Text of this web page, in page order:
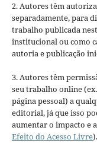
2. Autores têm
separadamente, para
trabalho publicada
institucional ou como
autoria e publicação
3. Autores têm
seu trabalho online
página pessoal) a
editorial, já que isso
aumentar o impacto e
Efeito do Acesso Livre).